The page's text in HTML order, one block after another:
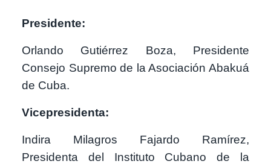
Presidente:
Orlando Gutiérrez Boza, Presidente
Consejo Supremo de la Asociación Abakuá
de Cuba.
Vicepresidenta:
Indira Milagros Fajardo Ramírez,
Presidenta del Instituto Cubano de la